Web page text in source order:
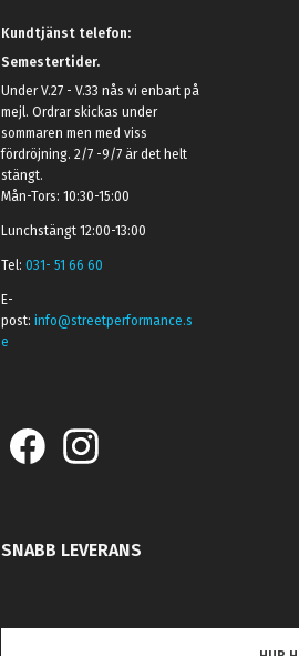
Kundtjänst telefon:
Semestertider.
Under V.27 - V.33 nås vi enbart på
mejl. Ordrar skickas under
sommaren men med viss
fördröjning. 2/7 -9/7 är det helt
stängt.
Mån-Tors: 10:30-15:00
Lunchstängt 12:00-13:00
Tel:031- 51 66 60
E-
post:info@streetperformance.s
e
SNABB LEVERANS